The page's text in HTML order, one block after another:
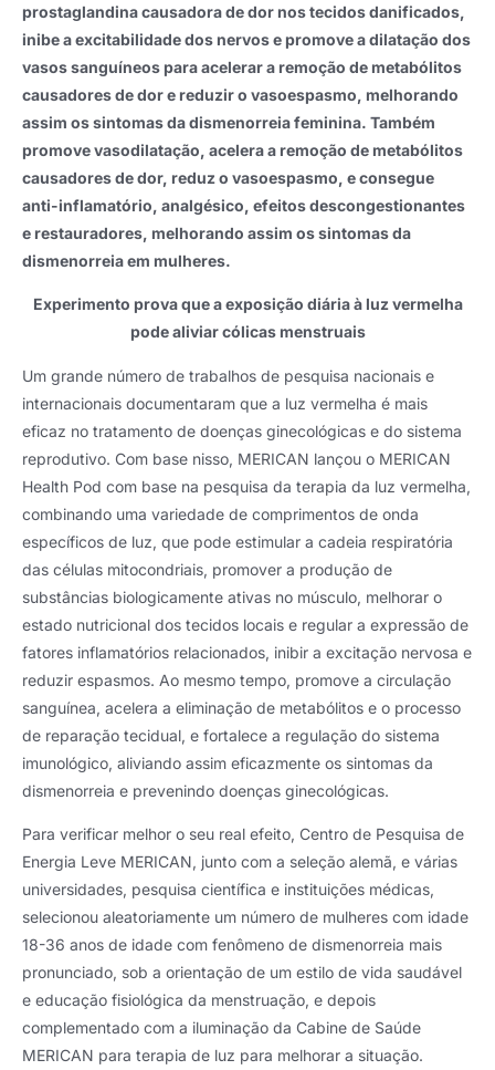
prostaglandina causadora de dor nos tecidos danificados,
inibe a excitabilidade dos nervos e promove a dilatação dos
vasos sanguíneos para acelerar a remoção de metabólitos
causadores de dor e reduzir o vasoespasmo, melhorando
assim os sintomas da dismenorreia feminina. Também
promove vasodilatação, acelera a remoção de metabólitos
causadores de dor, reduz o vasoespasmo, e consegue
anti-inflamatório, analgésico, efeitos descongestionantes
e restauradores, melhorando assim os sintomas da
dismenorreia em mulheres.
Experimento prova que a exposição diária à luz vermelha
pode aliviar cólicas menstruais
Um grande número de trabalhos de pesquisa nacionais e
internacionais documentaram que a luz vermelha é mais
eficaz no tratamento de doenças ginecológicas e do sistema
reprodutivo. Com base nisso, MERICAN lançou o MERICAN
Health Pod com base na pesquisa da terapia da luz vermelha,
combinando uma variedade de comprimentos de onda
específicos de luz, que pode estimular a cadeia respiratória
das células mitocondriais, promover a produção de
substâncias biologicamente ativas no músculo, melhorar o
estado nutricional dos tecidos locais e regular a expressão de
fatores inflamatórios relacionados, inibir a excitação nervosa e
reduzir espasmos. Ao mesmo tempo, promove a circulação
sanguínea, acelera a eliminação de metabólitos e o processo
de reparação tecidual, e fortalece a regulação do sistema
imunológico, aliviando assim eficazmente os sintomas da
dismenorreia e prevenindo doenças ginecológicas.
Para verificar melhor o seu real efeito, Centro de Pesquisa de
Energia Leve MERICAN, junto com a seleção alemã, e várias
universidades, pesquisa científica e instituições médicas,
selecionou aleatoriamente um número de mulheres com idade
18-36 anos de idade com fenômeno de dismenorreia mais
pronunciado, sob a orientação de um estilo de vida saudável
e educação fisiológica da menstruação, e depois
complementado com a iluminação da Cabine de Saúde
MERICAN para terapia de luz para melhorar a situação.